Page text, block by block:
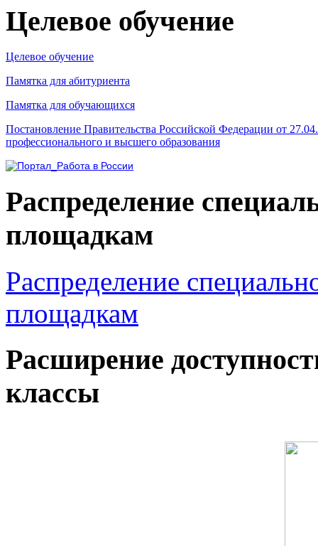
Целевое обучение
Целевое обучение
Памятка для абитуриента
Памятка для обучающихся
Постановление Правительства Российской Федерации от
профессионального и высшего образования
Распределение
площадкам
Распределение
площадкам
Расширение
классы